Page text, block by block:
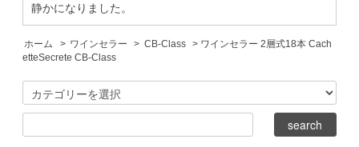
静かになりました。
ホーム > ワインセラー > CB-Class > ワインセラー 2層式18本 Cach
etteSecrete CB-Class